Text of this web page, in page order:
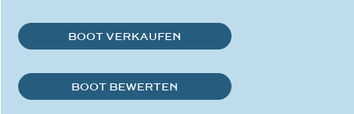
BOOT VERKAUFEN
BOOT BEWERTEN